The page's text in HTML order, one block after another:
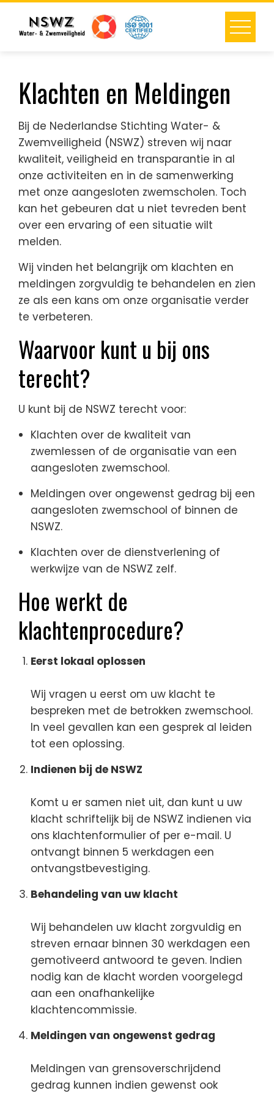
Skip
content
Klachten en Meldingen
Bij de Nederlandse Stichting Water- &
Zwemveiligheid (NSWZ) streven wij naar
kwaliteit, veiligheid en transparantie in al
onze activiteiten en in de samenwerking
met onze aangesloten zwemscholen. Toch
kan het gebeuren dat u niet tevreden bent
over een ervaring of een situatie wilt
melden.
Wij vinden het belangrijk om klachten en
meldingen zorgvuldig te behandelen en zien
ze als een kans om onze organisatie verder
te verbeteren.
Waarvoor kunt u bij ons
terecht?
U kunt bij de NSWZ terecht voor:
Klachten over de kwaliteit van
zwemlessen of de organisatie van een
aangesloten zwemschool.
Meldingen over ongewenst gedrag bij een
aangesloten zwemschool of binnen de
NSWZ.
Klachten over de dienstverlening of
werkwijze van de NSWZ zelf.
Hoe werkt de
klachtenprocedure?
Eerst lokaal oplossen
Wij vragen u eerst om uw klacht te
bespreken met de betrokken zwemschool.
In veel gevallen kan een gesprek al leiden
tot een oplossing.
Indienen bij de NSWZ
Komt u er samen niet uit, dan kunt u uw
klacht schriftelijk bij de NSWZ indienen via
ons klachtenformulier of per e-mail. U
ontvangt binnen 5 werkdagen een
ontvangstbevestiging.
Behandeling van uw klacht
Wij behandelen uw klacht zorgvuldig en
streven ernaar binnen 30 werkdagen een
gemotiveerd antwoord te geven. Indien
nodig kan de klacht worden voorgelegd
aan een onafhankelijke
klachtencommissie.
Meldingen van ongewenst gedrag
Meldingen van grensoverschrijdend
gedrag kunnen indien gewenst ook